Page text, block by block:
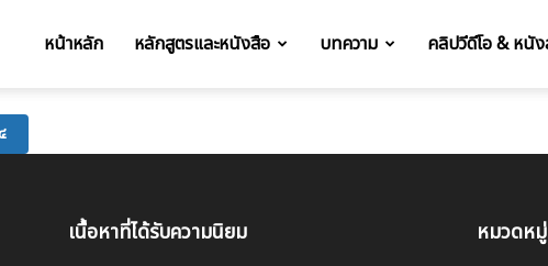
หน้าหลัก หลักสูตรและหนังสือ บทความ คลิปวีดีโอ & หนั
เนื้อหาที่ได้รับความนิยม หมวดห